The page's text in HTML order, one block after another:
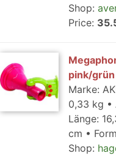
Shop:
Price:
pink/grün
Marke:
0,33 kg •
Länge:
cm •
Shop: